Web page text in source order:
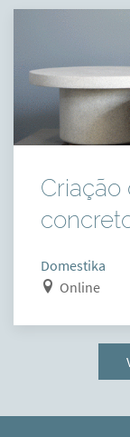
Domestika
Online